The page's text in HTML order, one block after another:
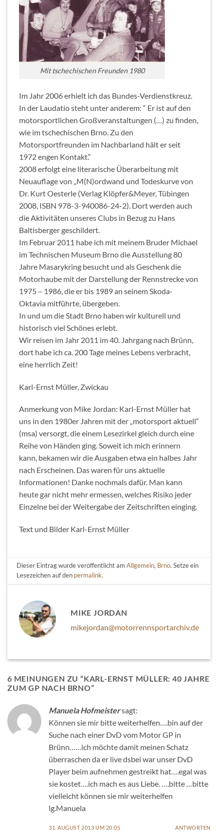
Mit tschechischen Freunden 1980
Im Jahr 2006 erhielt ich das Bundes-Verdienstkreuz.
In der Laudatio steht unter anderem: “ Er ist auf den
motorsportlichen Großveranstaltungen (…) zu finden,
wie im tschechischen Brno. Zu den
Motorsportfreunden im Nachbarland hält er seit
1972 engen Kontakt.“
2008 erfolgt eine literarische Überarbeitung mit
Neuauflage von „M(N)ordwand und Todeskurve von
Dr. Kurt Oesterle (Verlag Klöpfer&Meyer, Tübingen
2008, ISBN 978-3-940086-24-2). Dort werden auch
die Aktivitäten unseres Clubs in Bezug zu Hans
Baltisberger geschildert.
Im Februar 2011 habe ich mit meinem Bruder Michael
im Technischen Museum Brno die Ausstellung 80
Jahre Masarykring besucht und als Geschenk die
Motorhaube mit der Darstellung der Rennstrecke von
1975 – 1986, die er bis 1989 an seinem Skoda-
Oktavia mitführte, übergeben.
In und um die Stadt Brno haben wir kulturell und
historisch viel Schönes erlebt.
Wir reisen im Jahr 2011 im 40. Jahrgang nach Brünn,
dort habe ich ca. 200 Tage meines Lebens verbracht,
eine herrlich Zeit!
Karl-Ernst Müller, Zwickau
Anmerkung von Mike Jordan: Karl-Ernst Müller hat
uns in den 1980er Jahren mit der „motorsport aktuell“
(msa) versorgt, die einem Lesezirkel gleich durch eine
Reihe von Händen ging. Soweit ich mich erinnern
kann, bekamen wir die Ausgaben etwa ein halbes Jahr
nach Erscheinen. Das waren für uns aktuelle
Informationen! Danke nochmals dafür. Man kann
heute gar nicht mehr ermessen, welches Risiko jeder
Einzelne bei der Weitergabe der Zeitschriften einging.
Text und Bilder Karl-Ernst Müller
Dieser Eintrag wurde veröffentlicht amAllgemein, Brno. Setze ein
Lesezeichen auf den permalink.
MIKE JORDAN
mikejordan@motorrennsportarchiv.de
6 MEINUNGEN ZU “KARL-ERNST MÜLLER: 40 JAHRE
ZUM GP NACH BRNO”
Manuela Hofmeistersagt:
Können sie mir bitte weiterhelfen….bin auf der
Suche nach einer DvD vom Motor GP in
Brünn……ich möchte damit meinen Schatz
überraschen da er live dsbei war unser DvD
Player beim aufnehmen gestreikt hat….egal was
sie kostet….ich mach es aus Liebe. ….bitte …bitte
vielleicht können sie mir weiterhelfen
lg.Manuela
31. AUGUST 2013 UM 20:05 ANTWORTEN